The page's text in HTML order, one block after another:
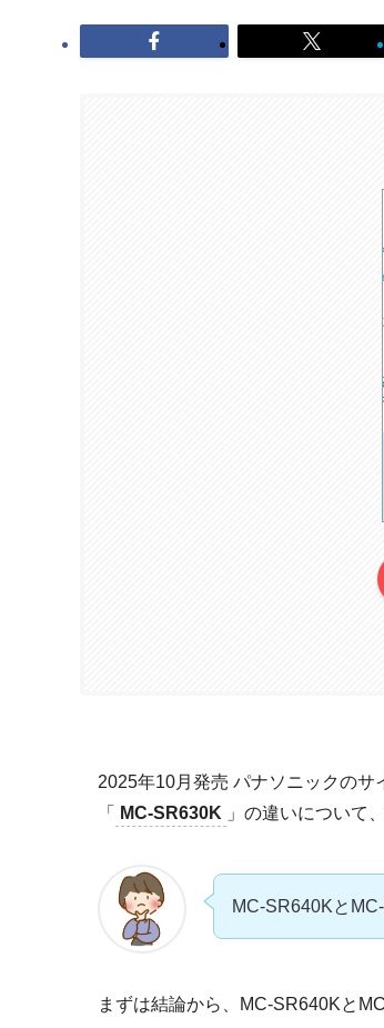
2025年10月発売 パナソニックのサ
「
MC-SR630K 」の違いについて
MC-SR640Kと
まずは結論から、MC-SR640Kと